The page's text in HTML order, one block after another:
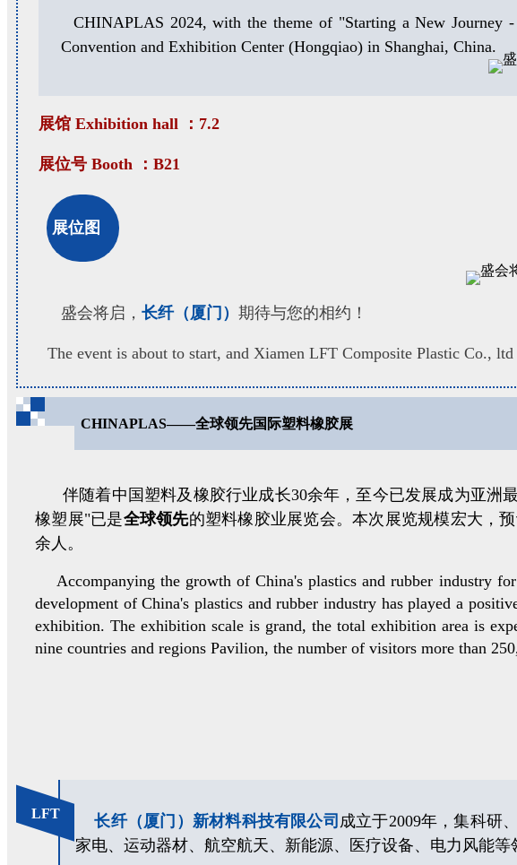
CHINAPLAS 2024, with the theme of "Starting a New
Convention and Exhibition Center (Hongqiao) in Shanghai, China.
展馆 Exhibition hall ：7.2
展位号 Booth ：B21
展位图
盛会将启， 长纤（厦门） 期待与您的相约！
The event is about to start, and Xiamen LFT Composite Plastic Co.,
CHINAPLAS——全球领先国际塑料橡胶展
伴随着中国塑料及橡胶行业成长30余年，至今已发展成为亚洲
橡塑展"已是全球领先的塑料橡胶业展览会。本次展览规模宏大，
余人。
Accompanying the growth of China's plastics and rubber industry
development of China's plastics and rubber industry has played a
exhibition. The exhibition scale is grand, the total exhibition area is
nine countries and regions Pavilion, the number of visitors more than
LFT 长纤（厦门）新材料科技有限公司 成立于2009年，集科研
家电、运动器材、航空航天、新能源、医疗设备、电力风能等